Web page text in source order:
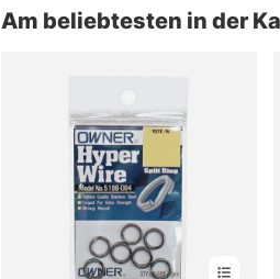
Am beliebtesten in der